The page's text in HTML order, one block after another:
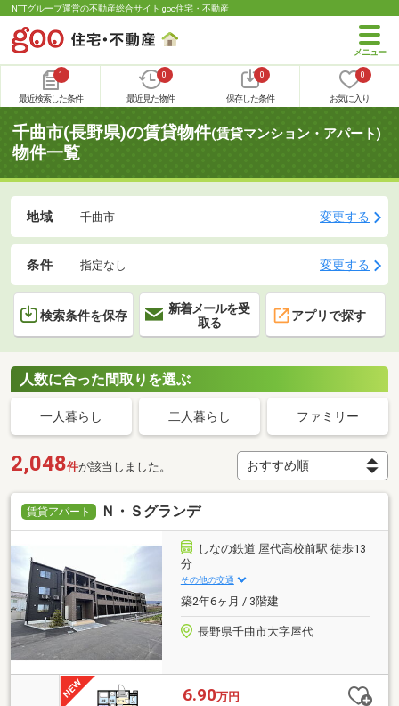
NTTグループ運営の不動産総合サイト goo住宅・不動産
1
最近検索した条件
0
最近見た物件
0
保存した条件
0
お気に入り
千曲市(長野県)の賃貸物件(賃貸マンション・アパート)
物件一覧
地域 千曲市 変更する
条件 指定なし 変更する
検索条件を保存
新着メールを受
取る
アプリで探す
人数に合った間取りを選ぶ
一人暮らし 二人暮らし ファミリー
2,048件が該当しました。
賃貸アパート Ｎ・Ｓグランデ
しなの鉄道 屋代高校前駅 徒歩13
分
その他の交通
築2年6ヶ月 / 3階建
長野県千曲市大字屋代
6.90万円